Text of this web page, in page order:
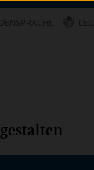
gestalten
Forschung